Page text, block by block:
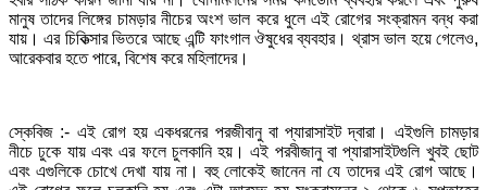
মানুষ তাদের লিঙ্গের চামড়ার নীচের অংশ ভাল করে ধুলে এই রোগের সংক্রামন বন্ধ করা
যায়। এর চিকিত্সার ভিতরে আছে এন্টি ফাংগাল ঔষুধের ব্যবহার। থ্রাস ভাল হয়ে গেলেও,
আরেকবার হতে পারে, বিশেষ করে মহিলাদের।
স্কেবিজ :- এই রোগ হয় একধরনের পরজীবানু বা প্যারাসাইট দ্বারা। এইগুলি চামড়ার
নীচে ঢুকে যায় এবং এর ফলে চুলকানি হয়। এই পরবীজানু বা প্যারাসাইটগুলি খুবই ছোট
এবং এগুলিকে চোখে দেখা যায় না। বহু লোকেই জানেন না যে তাদের এই রোগ আছে।